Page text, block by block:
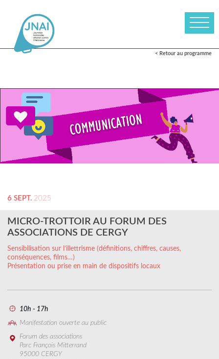
< Retour au programme
6 SEPT. 2025
MICRO-TROTTOIR AU FORUM DES
ASSOCIATIONS DE CERGY
Sensibilisation sur l’illettrisme (définitions, chiffres, causes,
conséquences, films…)
Présentation ou prise en main de dispositifs locaux
10h - 17h
Manifestation ouverte au public
Forum des associations
Parc François Mitterrand
95000 CERGY